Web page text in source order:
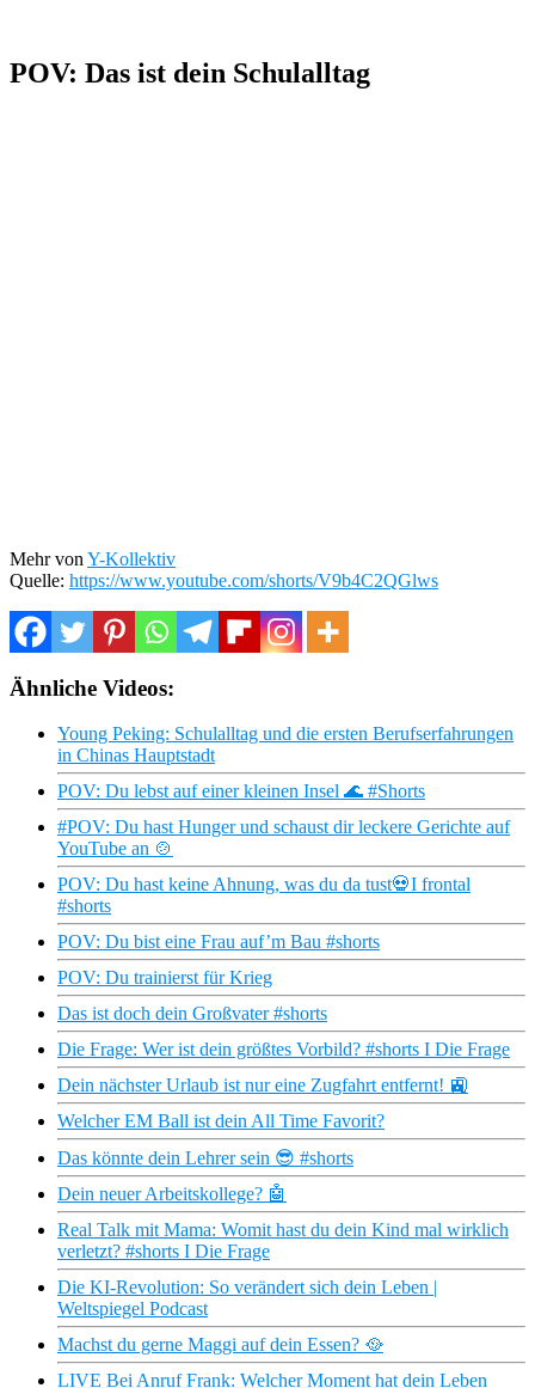
POV: Das ist dein Schulalltag
Mehr von Y-Kollektiv
Quelle: https://www.youtube.com/shorts/V9b4C2QGlws
Ähnliche Videos:
Young Peking: Schulalltag und die ersten Berufserfahrungen
in Chinas Hauptstadt
POV: Du lebst auf einer kleinen Insel 🌊 #Shorts
#POV: Du hast Hunger und schaust dir leckere Gerichte auf
YouTube an 🍲
POV: Du hast keine Ahnung, was du da tust💀I frontal
#shorts
POV: Du bist eine Frau auf’m Bau #shorts
POV: Du trainierst für Krieg
Das ist doch dein Großvater #shorts
Die Frage: Wer ist dein größtes Vorbild? #shorts I Die Frage
Dein nächster Urlaub ist nur eine Zugfahrt entfernt! 🚉
Welcher EM Ball ist dein All Time Favorit?
Das könnte dein Lehrer sein 😎 #shorts
Dein neuer Arbeitskollege? 🤖
Real Talk mit Mama: Womit hast du dein Kind mal wirklich
verletzt? #shorts I Die Frage
Die KI-Revolution: So verändert sich dein Leben |
Weltspiegel Podcast
Machst du gerne Maggi auf dein Essen? 🥘
LIVE Bei Anruf Frank: Welcher Moment hat dein Leben